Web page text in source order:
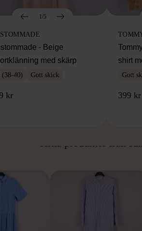
1/5
- Beige
med skärp
(38-40) Gott skick
kr
shirt
Gott
399 kr
Hitta produkter från